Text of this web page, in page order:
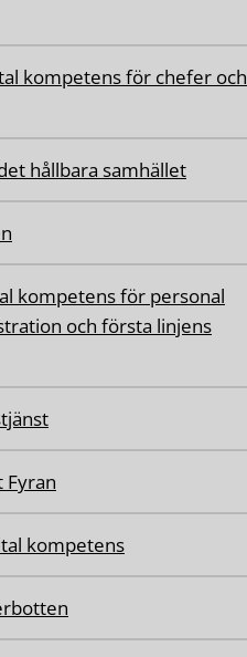
kompetens för chefer och
hållbara samhället
kompetens för personal
och första linjens
kompetens